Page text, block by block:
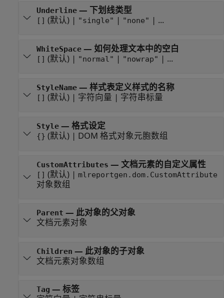
Underline— 下划线类型
[] (默认) | "single" | "none" | ...
WhiteSpace— 如何处理文本中的空白
[] (默认) | "normal" | "nowrap" | ...
StyleName— 样式表定义样式的名称
[] (默认) | 字符向量 | 字符串标量
Style— 格式设定
{} (默认) | DOM 格式对象元胞数组
CustomAttributes — 文档元素的自定义属性
[] (默认) | mlreportgen.dom.CustomAttribute
对象数组
Parent — 此对象的父对象
文档元素对象
Children — 此对象的子对象
文档元素对象数组
Tag — 标签